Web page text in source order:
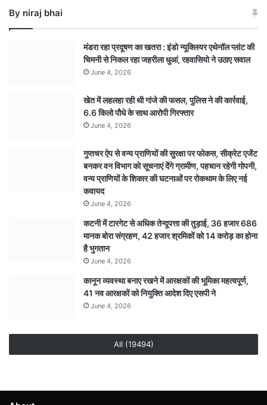
संकल्प
By niraj bhai
मंडरा रहा प्रदूषण का खतरा : इंडो न्यूक्लियर एथेनॉल प्लांट की
चिमनी से निकल रहा जहरीला धुआं, रहवासियो ने उठाए सवाल
June 4, 2026
खेत में लहलहा रही थी गांजे की फसल, पुलिस ने की कार्रवाई,
6.6 किलो पौधे के साथ आरोपी गिरफ्तार
June 4, 2026
गुप्तचर ऐप से वन्य प्राणियों की सुरक्षा पर फोकस, सीक्रेट एजेंट
बनकर वन विभाग को सूचनाएं देेंगे ग्रामीण, पहचान रहेगी गोपनी,
वन्य प्राणियों के शिकार की घटनाओं पर रोकथाम के लिए नई
कवायद
June 4, 2026
कटनी में टारगेट से अधिक तेन्दूपत्ता की तुड़ाई, 36 हजार 686
मानक बोरा संग्रहण, 42 हजार श्रमिकों को 14 करोड़ का होना
है भुगतान
June 4, 2026
कानून व्यवस्था बनाए रखने में आरक्षकों की भूमिका महत्वपूर्ण,
41 नव आरक्षकों को नियुक्ति आदेश दिए एसपी ने
June 4, 2026
All (19494)